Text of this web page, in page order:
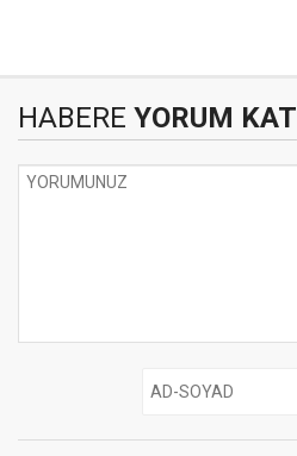
HABERE YORUM KAT